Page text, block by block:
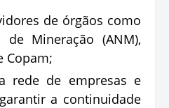
de órgãos como
de Mineração (ANM),
Copam;
rede de empresas e
a continuidade